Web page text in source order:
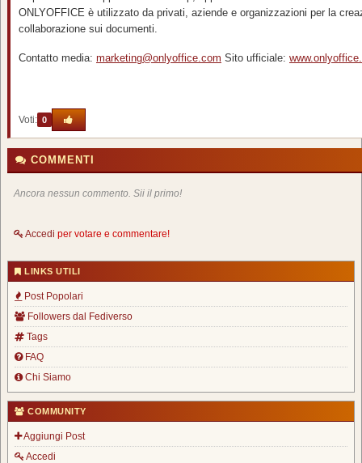
ONLYOFFICE è utilizzato da privati, aziende e organizzazioni per la
collaborazione sui documenti.
Contatto media: marketing@onlyoffice.com Sito ufficiale:
Voti: 0
COMMENTI
Ancora nessun commento. Sii il primo!
Accedi per votare e commentare!
LINKS UTILI
Post Popolari
Followers dal Fediverso
Tags
FAQ
Chi Siamo
COMMUNITY
Aggiungi Post
Accedi